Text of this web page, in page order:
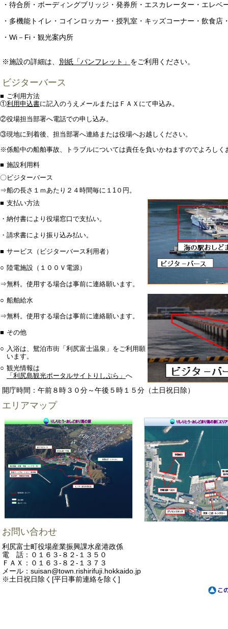
・待合所・ボーディングブリッジ・発券所・エスカレーター・エレベ
・多機能トイレ・コインロッカー・授乳室・キッズコーナー・飲食店
・Wi－Fi・観光案内所
※施設の詳細は、 別紙「パンフレット」 をご利用ください。
ビジターバース
■ ご利用方法
①利用申込書に記入のうえメールまたはＦＡＸにて申込み。
②役場担当部署へ電話での申し込み。
③現地に到着後、担当部署へ連絡または役場へお越しください。
※係船中の船舶事故、トラブルについては責任を負いかねますのでよろしく
■ 施設利用料
〇ビジターバース
⇒船の長さ１ｍあたり２４時間毎に１1０円。
■ 支払い方法
・ 納付書により役場窓口で支払い。
・ 請求書により振り込み払い。
■ サービス（ビジターバース利用者）
○ 陸電施設（１００Ｖ電源）
⇒無料。使用する場合は事前に連絡願います。
○ 船舶給水
⇒無料。使用する場合は事前に連絡願います。
■ その他
○ 入浴は、鴛泊市街「利尻富士温泉」をご利用願
います。
○ 観光情報は
「利尻島観光ポータルサイトりしぷら」 へ
開庁時間：午前８時３０分～午後５時１５分（土日祝日除）
エリアマップ
お問い合わせ
利尻富士町役場産業振興課水産港政係
電 話：０１６３-８２-１３５０
ＦＡＸ：０１６３-８２-１３７３
メール：suisan@town.rishirifuji.hokkaido.jp
※土日祝日除く[平日事前連絡を除く]